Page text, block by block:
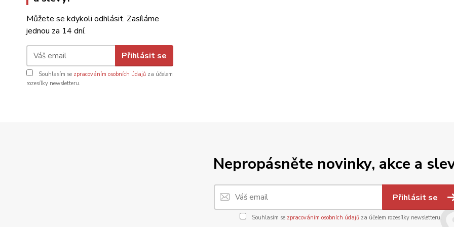
Můžete se kdykoli odhlásit. Zasíláme
jednou za 14 dní.
Přihlásit se
Souhlasím se zpracováním osobních údajů za účelem
rozesílky newsletteru.
Nepropásněte novinky, akce a
Přihlásit se
Souhlasím se zpracováním osobních údajůza účelem rozesílky newsletteru.